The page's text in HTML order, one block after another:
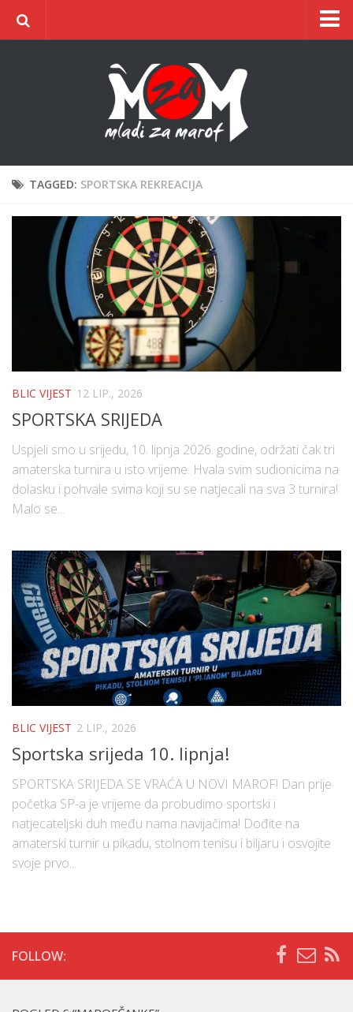
ŠIC na BIC
TAGGED: SPORTSKA REKREACIJA
BLIC VIJEST 12 LIP., 2026
SPORTSKA SRIJEDA
Uspjeli smo u srijedu, 10. lipnja 2026. godine, održati čak tri
amaterska turnira u isto vrijeme. Hvala svim sudionicima na
dolasku i pohvale svima koji su se natjecali na sva 3 turnira!
Malo se...
BLIC VIJEST 2 LIP., 2026
Sportska srijeda 10. lipnja!
SPORTSKA SRIJEDA SE VRAĆA U NOVI MAROF! Dan prije
početka SP-a je vrijeme da probudimo sportski i
natjecateljski duh među nama navijačima! Dođite na
amaterski turnir u pikadu, stolnom tenisu i biljaru i osvojite
svoje prvo...
FOLLOW: